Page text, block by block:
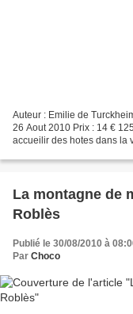
Auteur : Emilie de
26 Aout 2010 Prix : 14 €
accueilir des hotes dans la
La montagne de
Roblès
Publié le 30/08/2010 à
Par Choco